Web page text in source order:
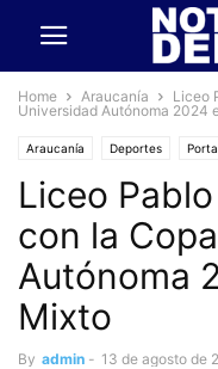
Home Araucanía
Liceo
Universidad Autónoma 2024
Araucanía Deportes
Liceo
con la
Autónoma
Mixto
By admin - 13 de agosto de